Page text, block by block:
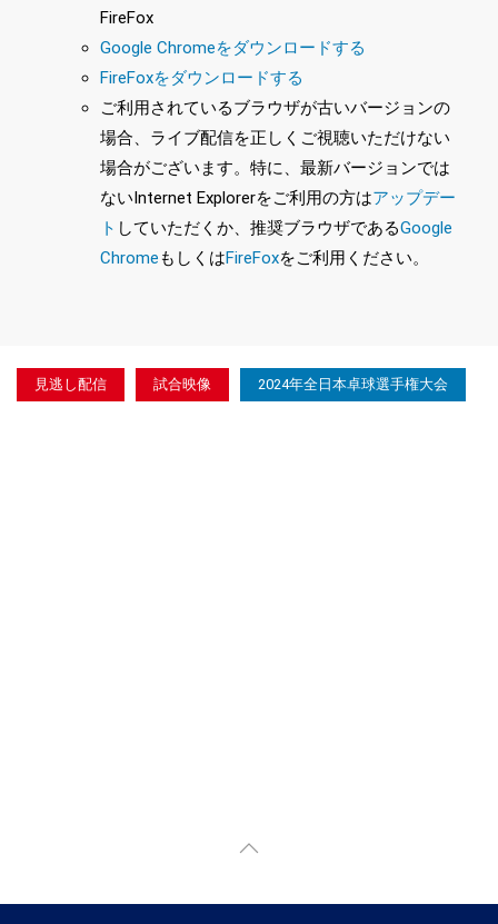
FireFox
Google Chromeをダウンロードする
FireFoxをダウンロードする
ご利用されているブラウザが古いバージョンの
場合、ライブ配信を正しくご視聴いただけない
場合がございます。特に、最新バージョンでは
ないInternet Explorerをご利用の方はアップデー
ト していただくか、推奨ブラウザであるGoogle
ChromeもしくはFireFoxをご利用ください。
見逃し配信 試合映像 2024年全日本卓球選手権大会